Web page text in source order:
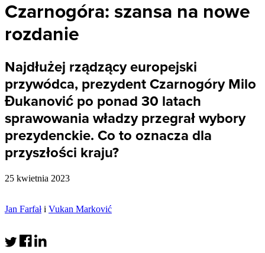
Czarnogóra: szansa na nowe
rozdanie
Najdłużej rządzący europejski
przywódca, prezydent Czarnogóry Milo
Đukanović po ponad 30 latach
sprawowania władzy przegrał wybory
prezydenckie. Co to oznacza dla
przyszłości kraju?
25 kwietnia 2023
Jan Farfałi Vukan Marković